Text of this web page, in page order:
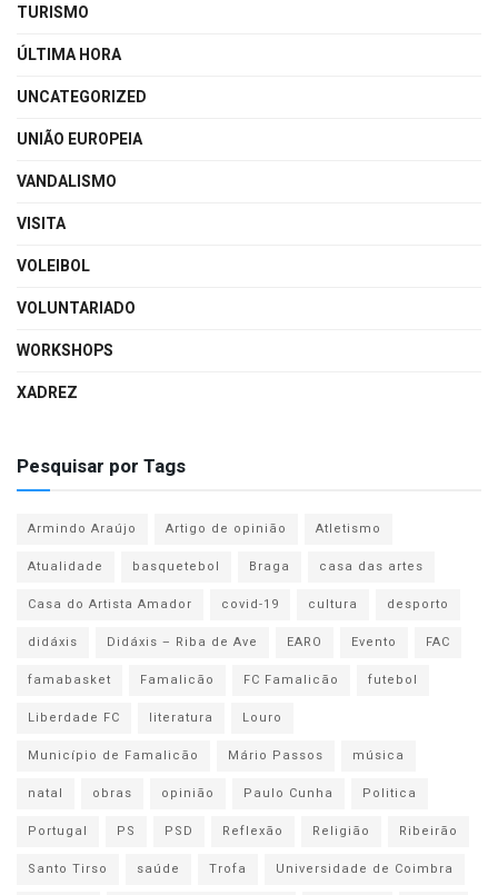
TURISMO
ÚLTIMA HORA
UNCATEGORIZED
UNIÃO EUROPEIA
VANDALISMO
VISITA
VOLEIBOL
VOLUNTARIADO
WORKSHOPS
XADREZ
Pesquisar por Tags
Armindo Araújo Artigo de opinião
Atletismo
Atualidade
basquetebol Braga
casa das artes
Casa do Artista Amador
covid-19 cultura
desporto
didáxis
Didáxis – Riba de Ave EARO Evento
FAC
famabasket
Famalicão FC Famalicão
futebol
Liberdade FC
literatura
Louro
Município de Famalicão
Mário Passos
música
natal
obras opinião Paulo Cunha
Politica
Portugal
PS PSD Reflexão Religião
Ribeirão
Santo Tirso
saúde Trofa
Universidade de Coimbra